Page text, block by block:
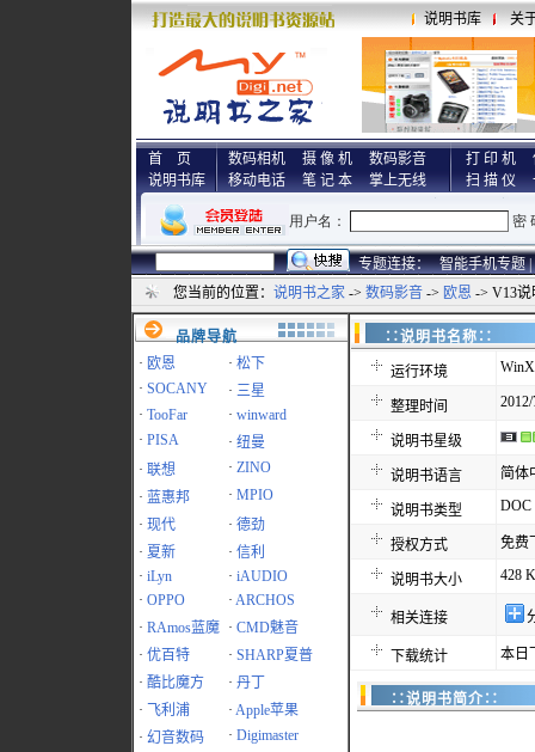
说明书库 关
首 页
说明书库
数码相机 摄 像 机
数码影音
移动电话
笔 记 本 掌上无线
打 印 机
扫 描 仪
专题连接： 智能手机专题 |
您当前的位置： 说明书之家 -> 数码影音 -> 欧恩 -> V13说
品牌导航
· 欧恩 · 松下
· SOCANY · 三星
· TooFar · winward
· PISA · 纽曼
· 联想 · ZINO
· 蓝惠邦 · MPIO
· 现代 · 德劲
· 夏新 · 信利
· iLyn · iAUDIO
· OPPO · ARCHOS
· RAmos蓝魔 · CMD魅音
· 优百特 · SHARP夏普
· 酷比魔方 · 丹丁
·
飞利浦 · Apple苹果
· 幻音数码 · Digimaster
∷说明书名
运行环境
整理时间
说明书星级
说明书语言 简体
说明书类型 DOC
授权方式 免费
说明书大小 428
相关连接
下载统计 本日
∷说明书简介∷